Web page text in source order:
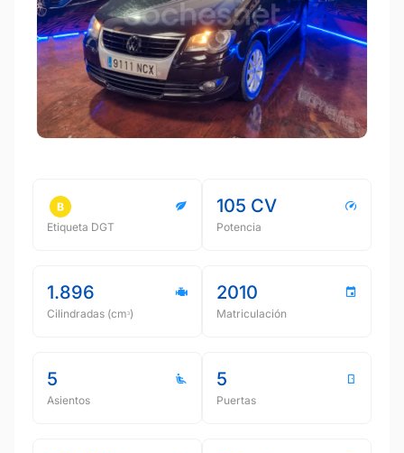
Etiqueta DGT
105 CV
Potencia
1.896
Cilindradas (cmᵌ)
2010
Matriculación
5
Asientos
5
Puertas